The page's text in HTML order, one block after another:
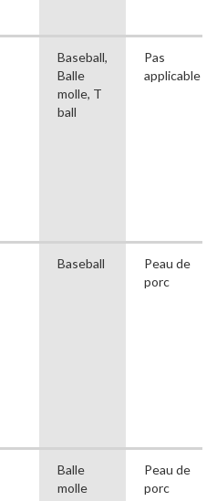
Baseball,
Balle
molle, T
ball
Pas
applicable
Baseball
Peau de
porc
Balle
molle
Peau de
porc